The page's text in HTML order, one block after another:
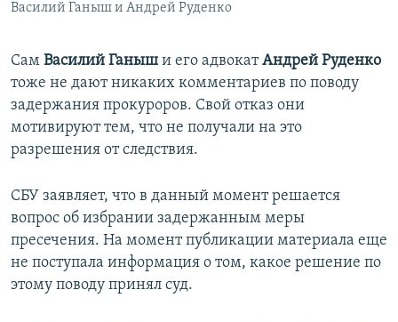
Василий Ганыш и Андрей Руденко
Сам Василий Ганыш и его адвокатАндрей Руденко
тоже не дают никаких комментариев по поводу
задержания прокуроров. Свой отказ они
мотивируют тем, что не получали на это
разрешения от следствия.
СБУ заявляет, что в данный момент решается
вопрос об избрании задержанным меры
пресечения. На момент публикации материала еще
не поступала информация о том, какое решение по
этому поводу принял суд.